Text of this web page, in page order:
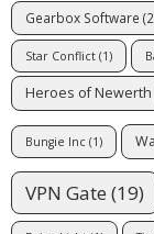
Gearbox Software
Star Conflict (1)
Heroes of Newerth
Bungie Inc (1)
VPN Gate(19)